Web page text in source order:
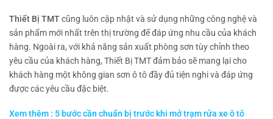
Thiết Bị TMTcũng luôn cập nhật và sử dụng những công nghệ và
sản phẩm mới nhất trên thị trường để đáp ứng nhu cầu của khách
hàng. Ngoài ra, với khả năng sản xuất phòng sơn tùy chỉnh theo
yêu cầu của khách hàng, Thiết Bị TMT đảm bảo sẽ mang lại cho
khách hàng một không gian sơn ô tô đầy đủ tiện nghi và đáp ứng
được các yêu cầu đặc biệt.
Xem thêm : 5 bước cần chuẩn bị trước khi mở trạm rửa xe ô tô